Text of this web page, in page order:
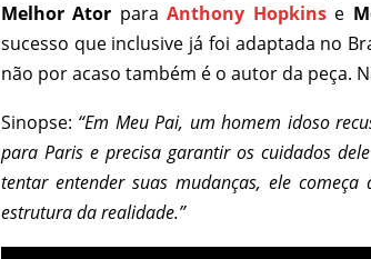
Melhor Ator paraAnthony Hopkinse
sucesso que inclusive já foi adaptada no
não por acaso também é o autor da peça.
Sinopse: “Em Meu Pai, um homem idoso
para Paris e precisa garantir os cuidados
tentar entender suas mudanças, ele
estrutura da realidade.”